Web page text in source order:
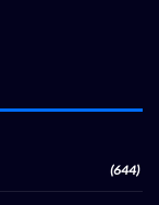
(644)